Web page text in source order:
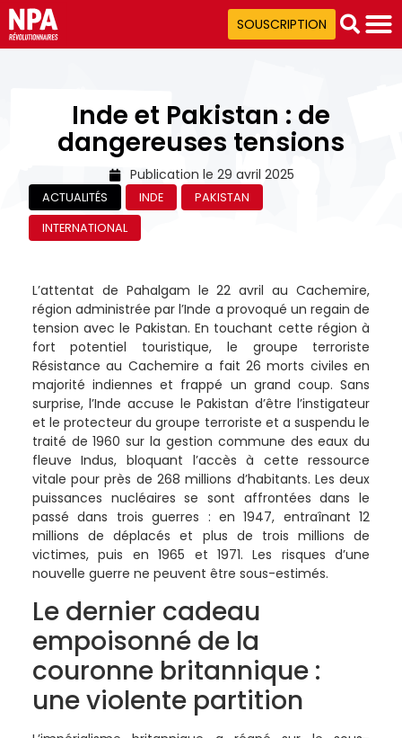
SOUSCRIPTION
Inde et Pakistan : de
dangereuses tensions
Publication le 29 avril 2025
ACTUALITÉS INDE
PAKISTAN
INTERNATIONAL
L’attentat de Pahalgam le 22 avril au Cachemire,
région administrée par l’Inde a provoqué un regain de
tension avec le Pakistan. En touchant cette région à
fort potentiel touristique, le groupe terroriste
Résistance au Cachemire a fait 26 morts civiles en
majorité indiennes et frappé un grand coup. Sans
surprise, l’Inde accuse le Pakistan d’être l’instigateur
et le protecteur du groupe terroriste et a suspendu le
traité de 1960 sur la gestion commune des eaux du
fleuve Indus, bloquant l’accès à cette ressource
vitale pour près de 268 millions d’habitants. Les deux
puissances nucléaires se sont affrontées dans le
passé dans trois guerres : en 1947, entraînant 12
millions de déplacés et plus de trois millions de
victimes, puis en 1965 et 1971. Les risques d’une
nouvelle guerre ne peuvent être sous-estimés.
Le dernier cadeau
empoisonné de la
couronne britannique :
une violente partition